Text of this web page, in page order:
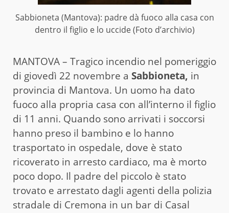
Sabbioneta (Mantova): padre dà fuoco alla casa con
dentro il figlio e lo uccide (Foto d’archivio)
MANTOVA – Tragico incendio nel pomeriggio
di giovedì 22 novembre a Sabbioneta, in
provincia di Mantova. Un uomo ha dato
fuoco alla propria casa con all’interno il figlio
di 11 anni. Quando sono arrivati i soccorsi
hanno preso il bambino e lo hanno
trasportato in ospedale, dove è stato
ricoverato in arresto cardiaco, ma è morto
poco dopo. Il padre del piccolo è stato
trovato e arrestato dagli agenti della polizia
stradale di Cremona in un bar di Casal